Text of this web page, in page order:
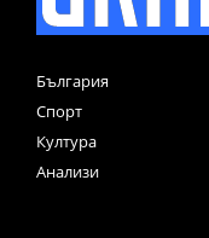
България
Спорт
Култура
Анализи